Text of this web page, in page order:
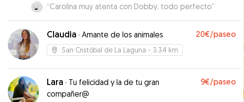
“Carolina muy atenta con Dobby, todo perfecto”
Claudia · Amante de los animales 20€/paseo
San Cristóbal de La Laguna - 3.34 km
Lara · Tu felicidad y la de tu gran
compañer@
9€/paseo